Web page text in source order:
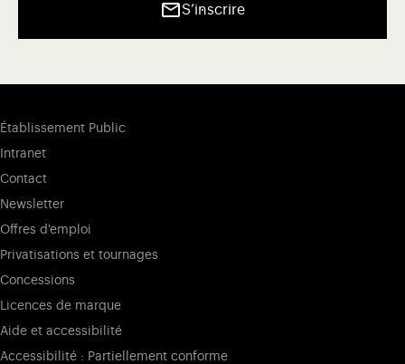
S’inscrire
Établissement Public
Intranet
Contact
Newsletter
Offres d'emploi
Privatisations et tournages
Concessions
Licences de marque
Aide et accessibilité
Accessibilité : Partiellement conforme